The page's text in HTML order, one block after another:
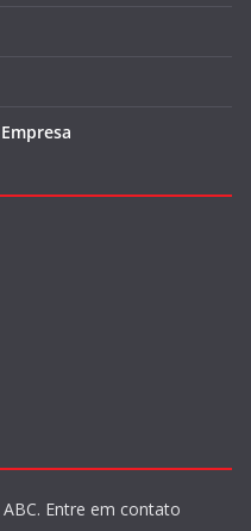
Entre em contato